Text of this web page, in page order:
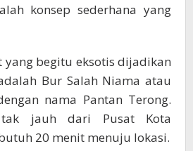
konsep sederhana yang
yang begitu eksotis dijadikan
Bur Salah Niama atau
nama Pantan Terong.
jauh dari Pusat Kota
20 menit menuju lokasi.